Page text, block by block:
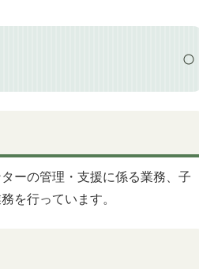
ーの管理・支援に係る業務、子
を行っています。